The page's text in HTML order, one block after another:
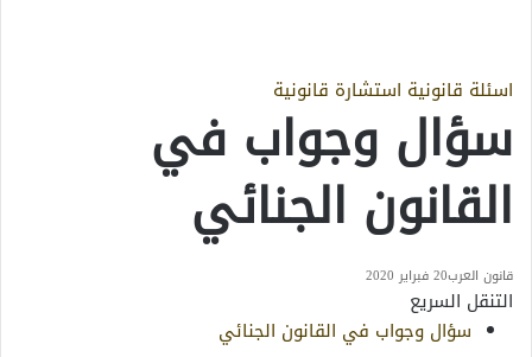
اسئلة قانونية استشارة قانونية
سؤال وجواب في
القانون الجنائي
قانون العرب20 فبراير 2020
التنقل السريع
سؤال وجواب في القانون الجنائي